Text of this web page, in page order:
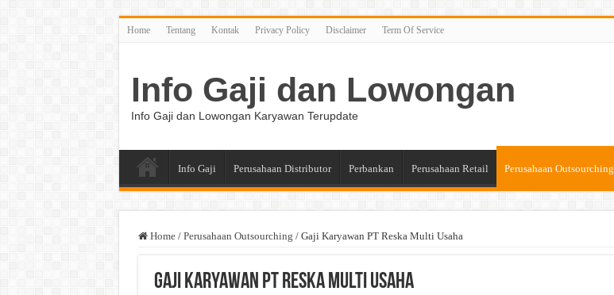
Home Tentang Kontak Privacy Policy Disclaimer Term Of Service
Info Gaji dan Lowongan
Info Gaji dan Lowongan Karyawan Terupdate
Info Gaji Perusahaan Distributor Perbankan Perusahaan Retail Perusahaan Outsourching
Home / Perusahaan Outsourching / Gaji Karyawan PT Reska Multi Usaha
Gaji Karyawan PT Reska Multi Usaha